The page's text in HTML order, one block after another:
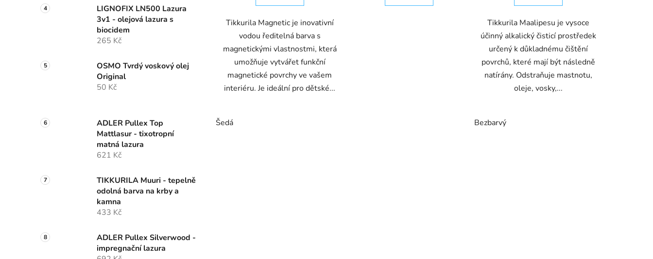
LIGNOFIX LN500 Lazura
3v1 - olejová lazura s
biocidem
265 Kč
OSMO Tvrdý voskový olej
Original
50 Kč
ADLER Pullex Top
Mattlasur - tixotropní
matná lazura
621 Kč
TIKKURILA Muuri - tepelně
odolná barva na krby a
kamna
433 Kč
ADLER Pullex Silverwood -
impregnační lazura
Tikkurila Magnetic je inovativní
vodou ředitelná barva s
magnetickými vlastnostmi, která
umožňuje vytvářet funkční
magnetické povrchy ve vašem
interiéru. Je ideální pro dětské...
Šedá
Tikkurila Maalipesu je vysoce
účinný alkalický čisticí prostředek
určený k důkladnému čištění
povrchů, které mají být následně
natírány. Odstraňuje mastnotu,
oleje, vosky,...
Bezbarvý